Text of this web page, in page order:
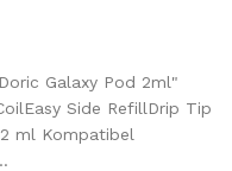
Galaxy Pod 2ml"
Side RefillDrip Tip
ml Kompatibel